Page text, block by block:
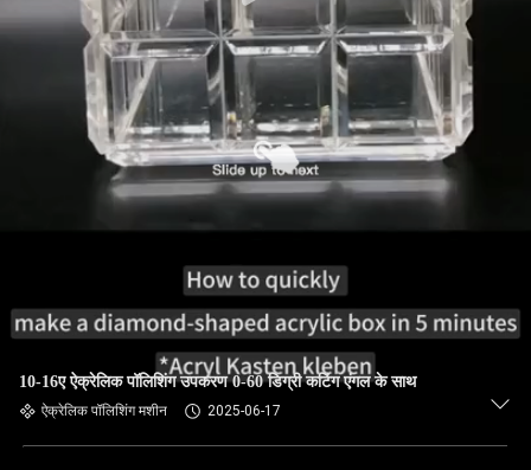
10-16ए ऐक्रेलिक पॉलिशिंग उपकरण 0-60 डिग्री कटिंग एंगल के साथ
ऐक्रेलिक पॉलिशिंग मशीन 2025-06-17